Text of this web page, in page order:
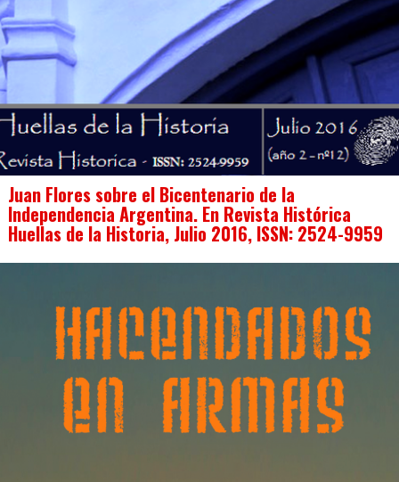
Juan Flores sobre el Bicentenario de la
Independencia Argentina. En Revista Histórica
Huellas de la Historia, Julio 2016, ISSN: 2524-9959